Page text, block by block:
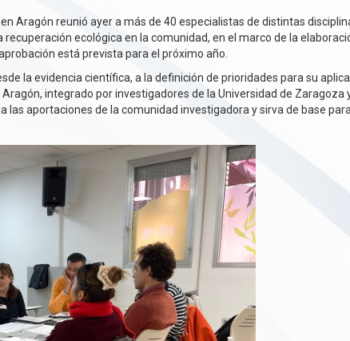
Aragón reunió ayer a más de 40 especialistas de distintas
ecológica en la comunidad, en el marco de la
está prevista para el próximo año.
la evidencia científica, a la definición de prioridades para su
integrado por investigadores de la Universidad de Zaragoza
aportaciones de la comunidad investigadora y sirva de base